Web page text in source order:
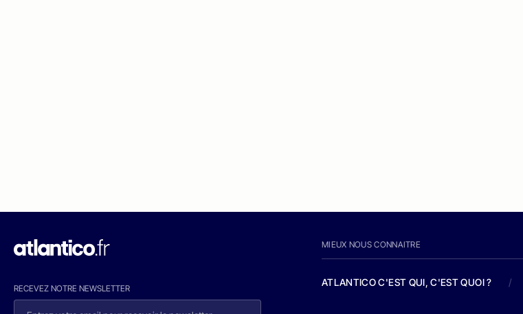
RECEVEZ NOTRE NEWSLETTER
MIEUX NOUS CONNAITRE
ATLANTICO C'EST QUI, C'EST QUOI ? /